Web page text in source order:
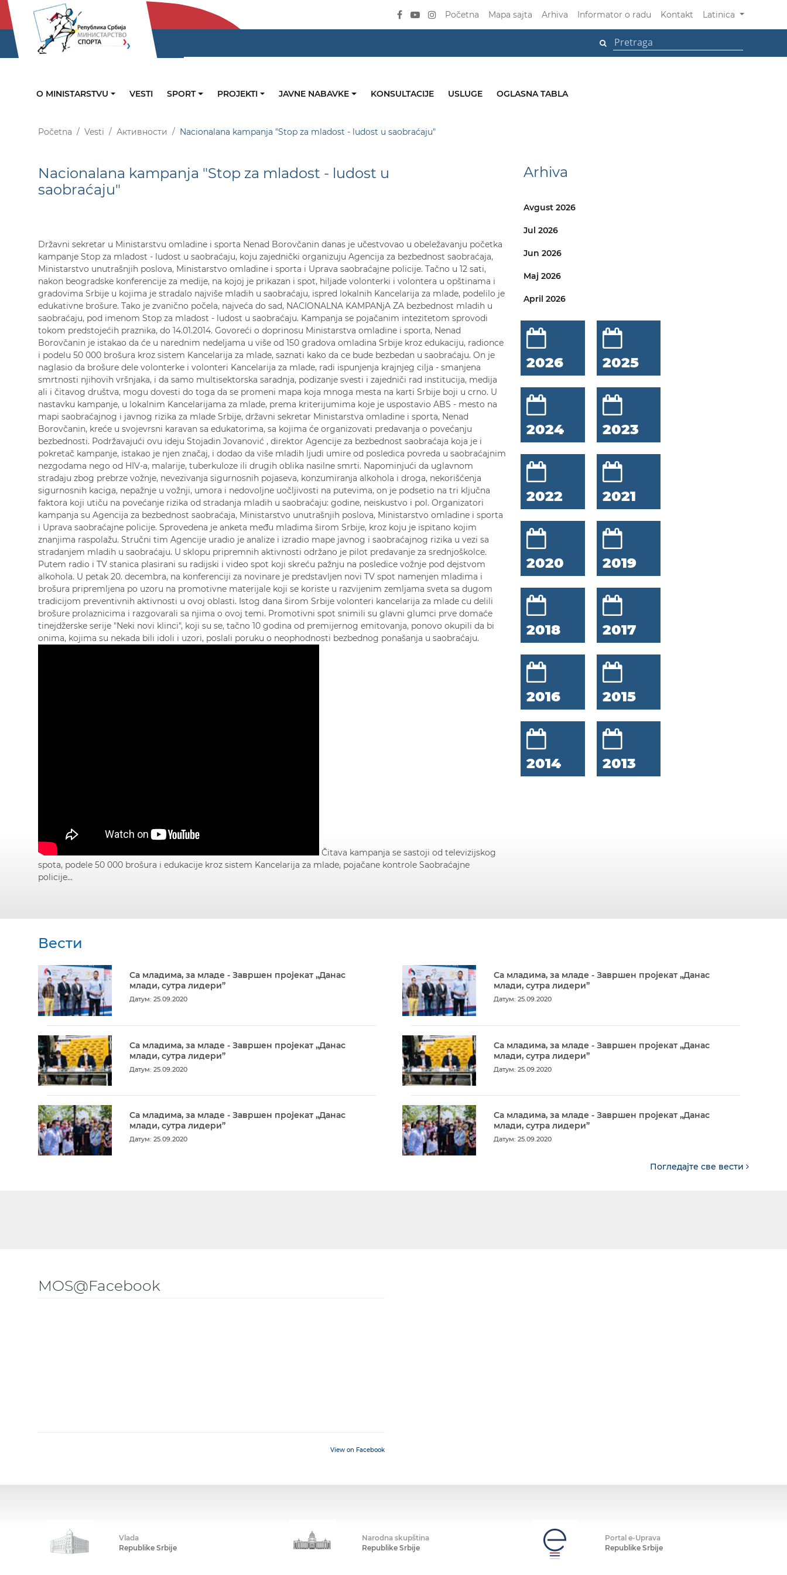
Početna Mapa sajta Arhiva Informator o radu Kontakt Latinica
O MINISTARSTVU VESTI SPORT PROJEKTI JAVNE NABAVKE KONSULTACIJE USLUGE OGLASNA TABLA
Početna Vesti Активности Nacionalana kampanja "Stop za mladost - ludost u saobraćaju"
Nacionalana kampanja "Stop za mladost - ludost u
saobraćaju"
Državni sekretar u Ministarstvu omladine i sporta Nenad Borovčanin danas je učestvovao u obeležavanju početka
kampanje Stop za mladost - ludost u saobraćaju, koju zajednički organizuju Agencija za bezbednost saobraćaja,
Ministarstvo unutrašnjih poslova, Ministarstvo omladine i sporta i Uprava saobraćajne policije. Tačno u 12 sati,
nakon beogradske konferencije za medije, na kojoj je prikazan i spot, hiljade volonterki i volontera u opštinama i
gradovima Srbije u kojima je stradalo najviše mladih u saobraćaju, ispred lokalnih Kancelarija za mlade, podelilo je
edukativne brošure. Tako je zvanično počela, najveća do sad, NACIONALNA KAMPANjA ZA bezbednost mladih u
saobraćaju, pod imenom Stop za mladost - ludost u saobraćaju. Kampanja se pojačanim intezitetom sprovodi
tokom predstojećih praznika, do 14.01.2014. Govoreći o doprinosu Ministarstva omladine i sporta, Nenad
Borovčanin je istakao da će u narednim nedeljama u više od 150 gradova omladina Srbije kroz edukaciju, radionce
i podelu 50 000 brošura kroz sistem Kancelarija za mlade, saznati kako da ce bude bezbedan u saobraćaju. On je
naglasio da brošure dele volonterke i volonteri Kancelarija za mlade, radi ispunjenja krajnjeg cilja - smanjena
smrtnosti njihovih vršnjaka, i da samo multisektorska saradnja, podizanje svesti i zajedniči rad institucija, medija
ali i čitavog društva, mogu dovesti do toga da se promeni mapa koja mnoga mesta na karti Srbije boji u crno. U
nastavku kampanje, u lokalnim Kancelarijama za mlade, prema kriterijumima koje je uspostavio ABS - mesto na
mapi saobraćajnog i javnog rizika za mlade Srbije, državni sekretar Ministarstva omladine i sporta, Nenad
Borovčanin, kreće u svojevrsni karavan sa edukatorima, sa kojima će organizovati predavanja o povećanju
bezbednosti. Podržavajući ovu ideju Stojadin Jovanović , direktor Agencije za bezbednost saobraćaja koja je i
pokretač kampanje, istakao je njen značaj, i dodao da više mladih ljudi umire od posledica povreda u saobraćajnim
nezgodama nego od HIV-a, malarije, tuberkuloze ili drugih oblika nasilne smrti. Napominjući da uglavnom
stradaju zbog prebrze vožnje, nevezivanja sigurnosnih pojaseva, konzumiranja alkohola i droga, nekorišćenja
sigurnosnih kaciga, nepažnje u vožnji, umora i nedovoljne uočljivosti na putevima, on je podsetio na tri ključna
faktora koji utiču na povećanje rizika od stradanja mladih u saobraćaju: godine, neiskustvo i pol. Organizatori
kampanja su Agencija za bezbednost saobraćaja, Ministarstvo unutrašnjih poslova, Ministarstvo omladine i sporta
i Uprava saobraćajne policije. Sprovedena je anketa među mladima širom Srbije, kroz koju je ispitano kojim
znanjima raspolažu. Stručni tim Agencije uradio je analize i izradio mape javnog i saobraćajnog rizika u vezi sa
stradanjem mladih u saobraćaju. U sklopu pripremnih aktivnosti održano je pilot predavanje za srednjoškolce.
Putem radio i TV stanica plasirani su radijski i video spot koji skreću pažnju na posledice vožnje pod dejstvom
alkohola. U petak 20. decembra, na konferenciji za novinare je predstavljen novi TV spot namenjen mladima i
brošura pripremljena po uzoru na promotivne materijale koji se koriste u razvijenim zemljama sveta sa dugom
tradicijom preventivnih aktivnosti u ovoj oblasti. Istog dana širom Srbije volonteri kancelarija za mlade cu delili
brošure prolaznicima i razgovarali sa njima o ovoj temi. Promotivni spot snimili su glavni glumci prve domaće
tinejdžerske serije "Neki novi klinci", koji su se, tačno 10 godina od premijernog emitovanja, ponovo okupili da bi
onima, kojima su nekada bili idoli i uzori, poslali poruku o neophodnosti bezbednog ponašanja u saobraćaju.
Čitava kampanja se sastoji od televizijskog
spota, podele 50 000 brošura i edukacije kroz sistem Kancelarija za mlade, pojačane kontrole Saobraćajne
policije...
Arhiva
Avgust 2026
Jul 2026
Jun 2026
Maj 2026
April 2026
2026 2025
2024 2023
2022 2021
2020 2019
2018 2017
2016 2015
2014 2013
Вести
Са младима, за младе - Завршен пројекат „Данас
млади, сутра лидери”
Датум: 25.09.2020
Са младима, за младе - Завршен пројекат „Данас
млади, сутра лидери”
Датум: 25.09.2020
Са младима, за младе - Завршен пројекат „Данас
млади, сутра лидери”
Датум: 25.09.2020
Са младима, за младе - Завршен пројекат „Данас
млади, сутра лидери”
Датум: 25.09.2020
Са младима, за младе - Завршен пројекат „Данас
млади, сутра лидери”
Датум: 25.09.2020
Са младима, за младе - Завршен пројекат „Данас
млади, сутра лидери”
Датум: 25.09.2020
Погледајте све вести
MOS@Facebook
View on Facebook
Vlada
Republike Srbije
Narodna skupština
Republike Srbije
Portal e-Uprava
Republike Srbije